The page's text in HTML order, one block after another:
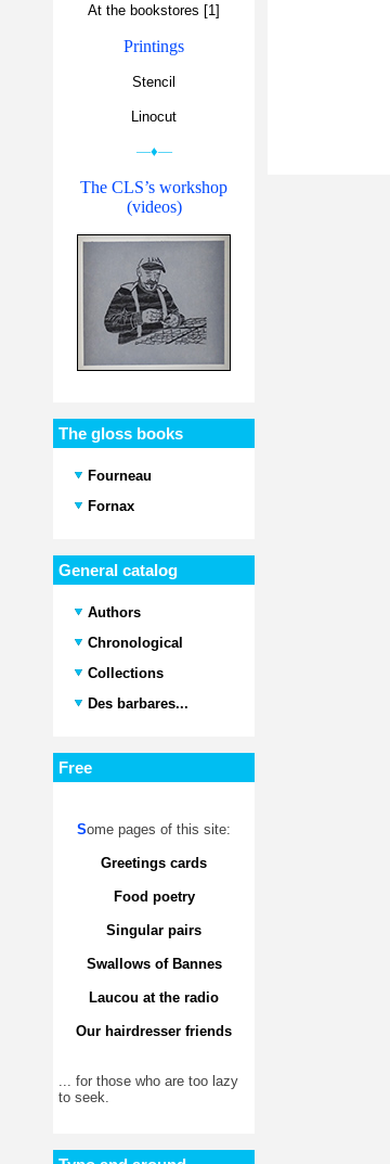
At the bookstores [1]
Printings
Stencil
Linocut
—♦—
The CLS’s workshop
(videos)
The gloss books
Fourneau
Fornax
General catalog
Authors
Chronological
Collections
Des barbares...
Free
Some pages of this site:
Greetings cards
Food poetry
Singular pairs
Swallows of Bannes
Laucou at the radio
Our hairdresser friends
... for those who are too lazy
to seek.